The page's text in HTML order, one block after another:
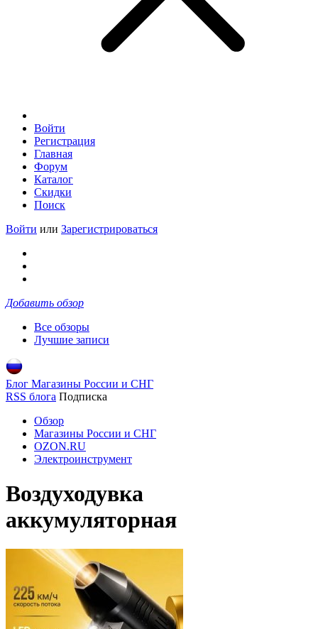
Войти
Регистрация
Главная
Форум
Каталог
Скидки
Поиск
Войти или Зарегистрироваться
Добавить обзор
Все обзоры
Лучшие записи
Блог Магазины России и СНГ
RSS блога Подписка
Обзор
Магазины России и СНГ
OZON.RU
Электроинструмент
Воздуходувка
аккумуляторная